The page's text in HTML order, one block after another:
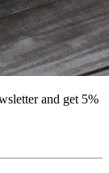
and get 5%